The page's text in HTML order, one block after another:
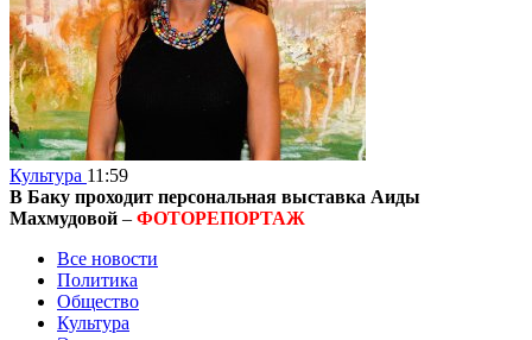
Культура 11:59
В Баку проходит персональная выставка Аиды
Махмудовой – ФОТОРЕПОРТАЖ
Все новости
Политика
Общество
Культура